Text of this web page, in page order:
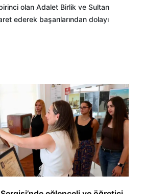
olan Adalet Birlik ve Sultan
ederek başarılarından dolayı